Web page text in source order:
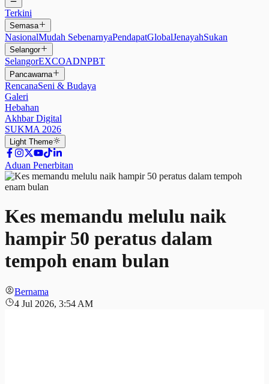
Terkini
Semasa
NasionalMudah SebenarnyaPendapatGlobalJenayahSukan
Selangor
SelangorEXCOADNPBT
Pancawarna
RencanaSeni & Budaya
Galeri
Hebahan
Akhbar Digital
SUKMA 2026
Light Theme
Aduan Penerbitan
Kes memandu melulu naik
hampir 50 peratus dalam
tempoh enam bulan
Bernama
4 Jul 2026, 3:54 AM